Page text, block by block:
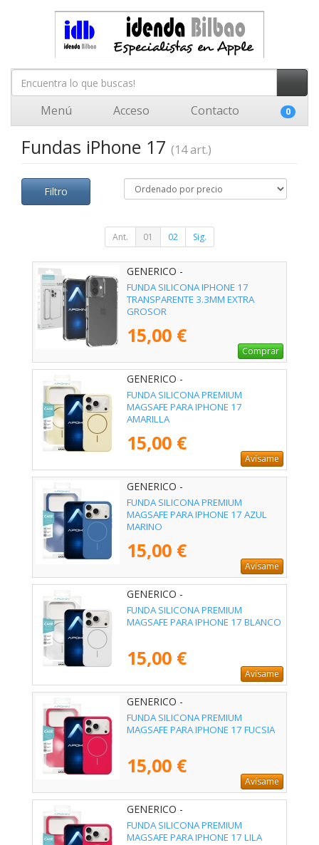
Menú Acceso Contacto 0
Fundas iPhone 17 (14 art.)
Filtro
Ant. 01 02 Sig.
GENERICO -
FUNDA SILICONA IPHONE 17
TRANSPARENTE 3.3MM EXTRA
GROSOR
15,00 €
Comprar
GENERICO -
FUNDA SILICONA PREMIUM
MAGSAFE PARA IPHONE 17
AMARILLA
15,00 €
Avísame
GENERICO -
FUNDA SILICONA PREMIUM
MAGSAFE PARA IPHONE 17 AZUL
MARINO
15,00 €
Avísame
GENERICO -
FUNDA SILICONA PREMIUM
MAGSAFE PARA IPHONE 17 BLANCO
15,00 €
Avísame
GENERICO -
FUNDA SILICONA PREMIUM
MAGSAFE PARA IPHONE 17 FUCSIA
15,00 €
Avísame
GENERICO -
FUNDA SILICONA PREMIUM
MAGSAFE PARA IPHONE 17 LILA